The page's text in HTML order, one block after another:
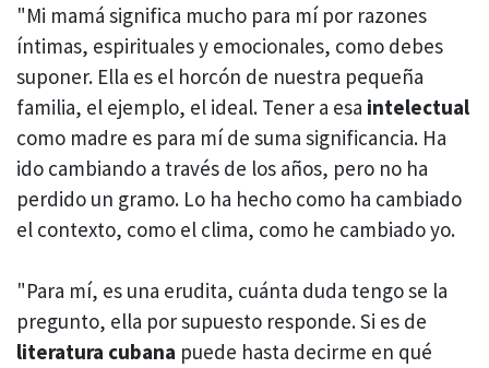
"Mi mamá significa mucho para mí por razones
íntimas, espirituales y emocionales, como debes
suponer. Ella es el horcón de nuestra pequeña
familia, el ejemplo, el ideal. Tener a esa intelectual
como madre es para mí de suma significancia. Ha
ido cambiando a través de los años, pero no ha
perdido un gramo. Lo ha hecho como ha cambiado
el contexto, como el clima, como he cambiado yo.
"Para mí, es una erudita, cuánta duda tengo se la
pregunto, ella por supuesto responde. Si es de
literatura cubana puede hasta decirme en qué